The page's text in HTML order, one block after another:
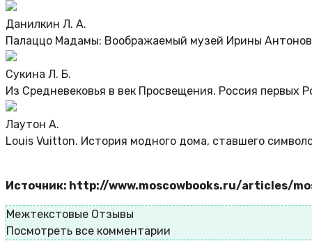
Данилкин Л. А.
Палаццо Мадамы: Воображаемый музей Ирины
Сукина Л. Б.
Из Средневековья в век Просвещения. Россия первых
Лаутон А.
Louis Vuitton. История модного дома, ставшего
Источник: http://www.moscowbooks.ru/articles/
Межтекстовые Отзывы
Посмотреть все комментарии